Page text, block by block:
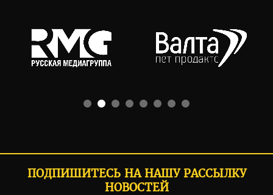
ПОДПИШИТЕСЬ НА НАШУ РАССЫЛКУ
НОВОСТЕЙ